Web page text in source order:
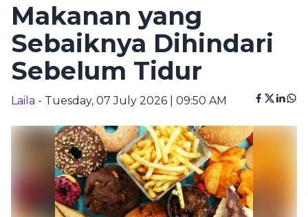
Makanan yang
Sebaiknya Dihindari
Sebelum Tidur
Laila - Tuesday, 07 July 2026 | 09:50 AM